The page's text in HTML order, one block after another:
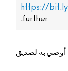
https://
further.
به لصديق